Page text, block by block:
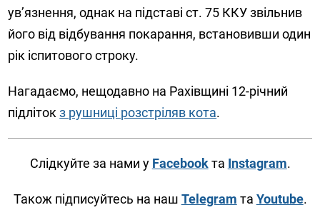
ув’язнення, однак на підставі ст. 75 ККУ звільнив
його від відбування покарання, встановивши один
рік іспитового строку.
Нагадаємо, нещодавно на Рахівщині 12-річний
підлітокз рушниці розстріляв кота.
Слідкуйте за нами у Facebookта Instagram.
Також підписуйтесь на наш Telegram та Youtube.